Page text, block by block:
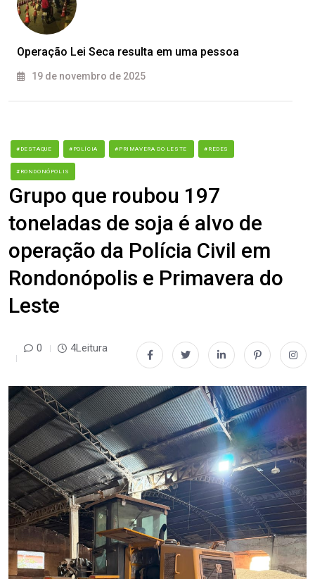
Operação Lei Seca resulta em uma pessoa
19 de novembro de 2025
#DESTAQUE #POLÍCIA #PRIMAVERA DO LESTE #REDES
#RONDONÓPOLIS
Grupo que roubou 197
toneladas de soja é alvo de
operação da Polícia Civil em
Rondonópolis e Primavera do
Leste
0 4Leitura